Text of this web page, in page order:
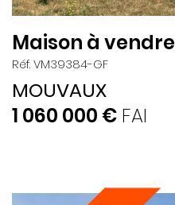
Maison à vendre
Réf. VM39384-GF
MOUVAUX
1 060 000 € FAI